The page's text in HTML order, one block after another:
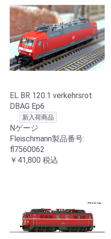
EL BR 120.1 verkehrsrot
DBAG Ep6
新入荷商品
Nゲージ
Fleischmann製品番号:
fl7560062
￥41,800 税込